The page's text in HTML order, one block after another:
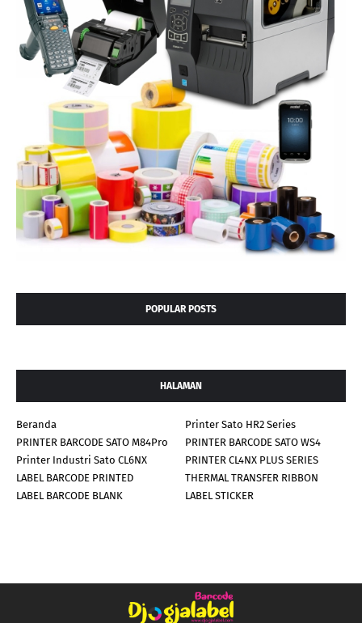
POPULAR POSTS
HALAMAN
Beranda
Printer Sato HR2 Series
PRINTER BARCODE SATO M84Pro
PRINTER BARCODE SATO WS4
Printer Industri Sato CL6NX
PRINTER CL4NX PLUS SERIES
LABEL BARCODE PRINTED
THERMAL TRANSFER RIBBON
LABEL BARCODE BLANK
LABEL STICKER